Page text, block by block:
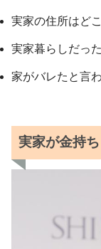
実家の住所はど
実家暮らしだっ
家がバレたと言
実家が金持